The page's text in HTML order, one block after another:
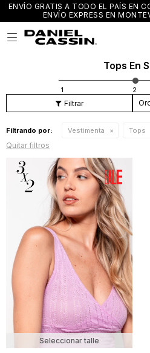
ENVÍO GRATIS A TODO EL PAÍS EN
ENVÍO EXPRESS EN

Tops En
Filtrando por: Vestimenta Tops
Quitar filtros
Seleccionar talle